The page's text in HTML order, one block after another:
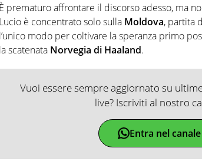
È prematuro affrontare il discorso adesso, ma
Lucio è concentrato solo sulla Moldova, partita
l’unico modo per coltivare la speranza primo
la scatenata Norvegia di Haaland.
Vuoi essere sempre aggiornato su
live? Iscriviti al nostro
Entra nel